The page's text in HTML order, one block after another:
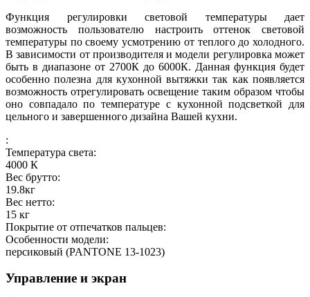
Функция регулировки световой температуры дает
возможность пользователю настроить оттенок световой
температуры по своему усмотрению от теплого до холодного.
В зависимости от производителя и модели регулировка может
быть в диапазоне от 2700К до 6000К. Данная функция будет
особенно полезна для кухонной вытяжки так как появляется
возможность отрегулировать освещение таким образом чтобы
оно совпадало по температуре с кухонной подсветкой для
цельного и завершенного дизайна Вашей кухни.
:
Температура света:
4000 К
Вес брутто:
19.8кг
Вес нетто:
15 кг
Покрытие от отпечатков пальцев:
Особенности модели:
персиковый (PANTONE 13-1023)
Управление и экран